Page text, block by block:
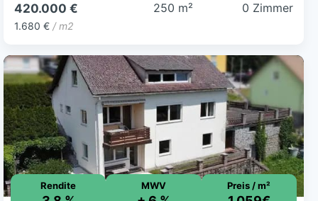
420.000 €
1.680 € / m2
250 m² 0 Zimmer
Rendite MWV Preis / m²